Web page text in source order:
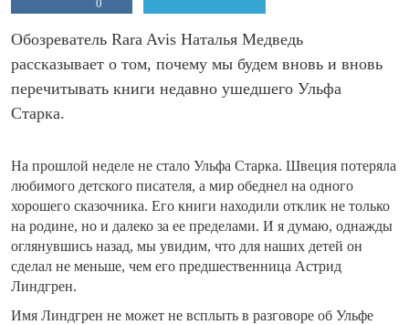
0
Обозреватель Rara Avis Наталья Медведь
рассказывает о том, почему мы будем вновь и вновь
перечитывать книги недавно ушедшего Ульфа
Старка.
На прошлой неделе не стало Ульфа Старка. Швеция потеряла
любимого детского писателя, а мир обеднел на одного
хорошего сказочника. Его книги находили отклик не только
на родине, но и далеко за ее пределами. И я думаю, однажды
оглянувшись назад, мы увидим, что для наших детей он
сделал не меньше, чем его предшественница Астрид
Линдгрен.
Имя Линдгрен не может не всплыть в разговоре об Ульфе